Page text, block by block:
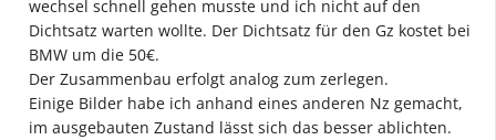
wechsel schnell gehen musste und ich nicht auf den
Dichtsatz warten wollte. Der Dichtsatz für den Gz kostet bei
BMW um die 50€.
Der Zusammenbau erfolgt analog zum zerlegen.
Einige Bilder habe ich anhand eines anderen Nz gemacht,
im ausgebauten Zustand lässt sich das besser ablichten.